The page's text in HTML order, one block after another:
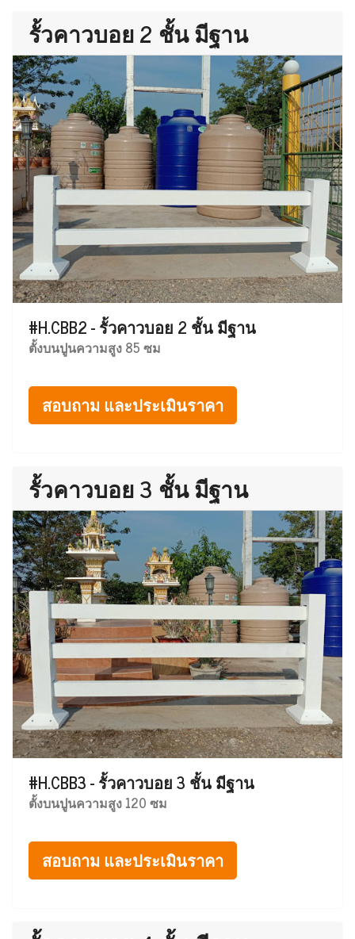
รั้วคาวบอย 2 ชั้น มีฐาน
#H.CBB2 - รั้วคาวบอย 2 ชั้น มีฐาน
ตั้งบนปูนความสูง 85 ซม
สอบถาม และประเมินราคา
รั้วคาวบอย 3 ชั้น มีฐาน
#H.CBB3 - รั้วคาวบอย 3 ชั้น มีฐาน
ตั้งบนปูนความสูง 120 ซม
สอบถาม และประเมินราคา